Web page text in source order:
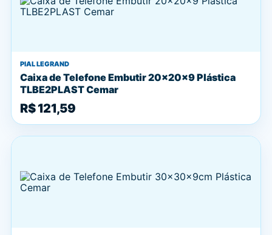
PIAL LEGRAND
Caixa de Telefone Embutir 20x20x9 Plástica
TLBE2PLAST Cemar
R$ 121,59